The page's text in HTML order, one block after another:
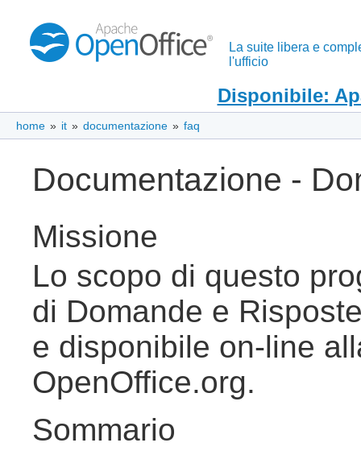
La suite libera e
l'ufficio
Disponibile:
home » it » documentazione » faq
Documentazione -
Missione
Lo scopo di questo
di Domande e
e disponibile on-line
OpenOffice.org.
Sommario